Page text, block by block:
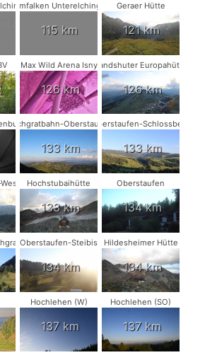
Turmfalken Unterelchingen
115 km
Geraer Hütte
121 km
Max Wild Arena Isny
126 km
Landshuter Europahütte
126 km
#2
Hochgratbahn-Oberstaufen
133 km
Oberstaufen-Schlossberg
133 km
Hochstubaihütte
133 km
Oberstaufen
134 km
Oberstaufen-Steibis
134 km
Hildesheimer Hütte
134 km
Hochlehen (W)
137 km
Hochlehen (SO)
137 km